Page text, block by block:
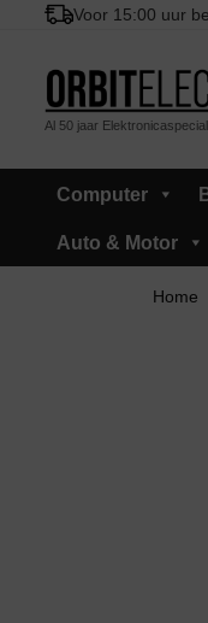
Voor 15:00 uur
Al 50 jaar
Computer
Auto & Motor
Home